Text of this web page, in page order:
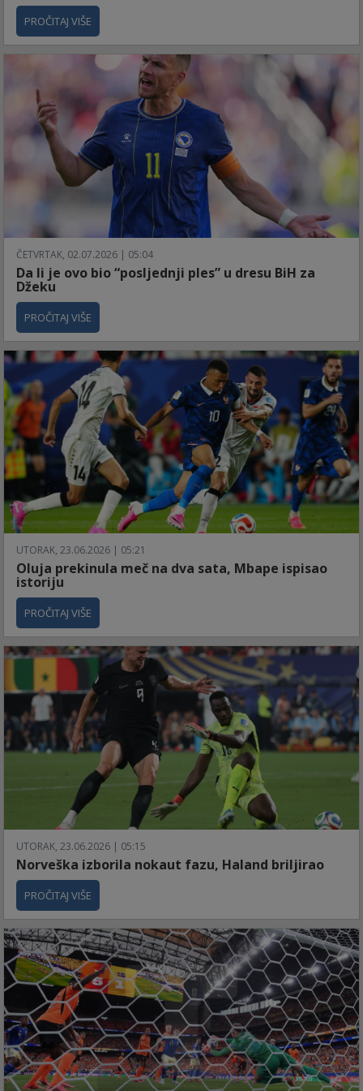
PROČITAJ VIŠE
ČETVRTAK, 02.07.2026 | 05:04
Da li je ovo bio “posljednji ples” u dresu BiH za
Džeku
PROČITAJ VIŠE
UTORAK, 23.06.2026 | 05:21
Oluja prekinula meč na dva sata, Mbape ispisao
istoriju
PROČITAJ VIŠE
UTORAK, 23.06.2026 | 05:15
Norveška izborila nokaut fazu, Haland briljirao
PROČITAJ VIŠE